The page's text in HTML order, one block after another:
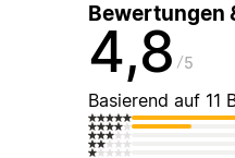
Bewertungen
4,8 5
Basierend auf 11